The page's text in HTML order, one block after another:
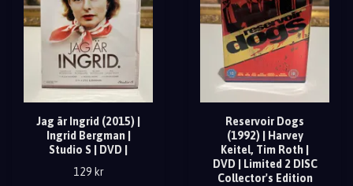
Jag är Ingrid (2015) |
Ingrid Bergman |
Studio S | DVD |
129 kr
Reservoir Dogs
(1992) | Harvey
Keitel, Tim Roth |
DVD | Limited 2 DISC
Collector's Edition